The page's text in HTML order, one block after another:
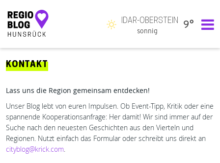
Hauptnavigation
IDAR-OBERSTEIN
sonnig
9°
KONTAKT
Lass uns die Region gemeinsam entdecken!
Unser Blog lebt von euren Impulsen. Ob Event-Tipp, Kritik oder eine
spannende Kooperationsanfrage: Her damit! Wir sind immer auf der
Suche nach den neuesten Geschichten aus den Vierteln und
Regionen. Nutzt einfach das Formular oder schreibt uns direkt an
cityblog@krick.com.